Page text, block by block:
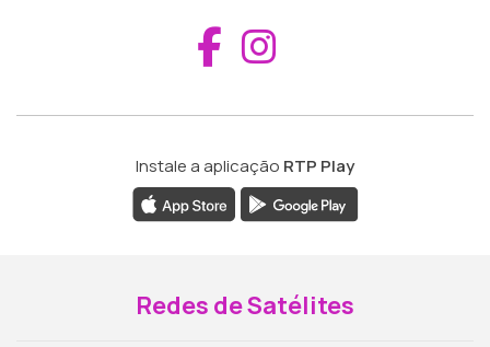
Aceder ao
Instale a aplicação RTP Play
Redes de Satélites